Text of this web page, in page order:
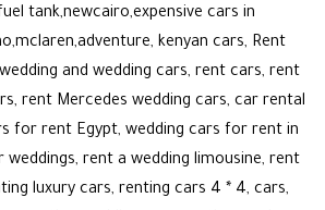
tank,newcairo,expensive cars in
kenyan cars, Rent
and wedding cars, rent cars, rent
rent Mercedes wedding cars, car rental
for rent Egypt, wedding cars for rent in
rent a wedding limousine, rent
luxury cars, renting cars 4 * 4, cars,